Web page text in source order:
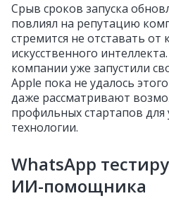
Срыв сроков запуска
повлиял на репутацию
стремится не отставать от
искусственного
компании уже запустили
Apple пока не удалось
даже рассматривают
профильных стартапов для
технологии.
WhatsApp
ИИ-помощника